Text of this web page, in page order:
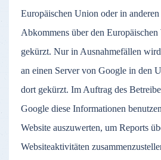
Europäischen Union oder in anderen
Abkommens über den
gekürzt. Nur in Ausnahmefällen
an einen Server von Google in den
dort gekürzt. Im Auftrag des
Google diese Informationen
Website auszuwerten, um Reports
Websiteaktivitäten